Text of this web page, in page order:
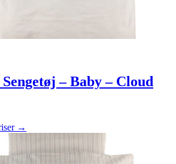
– Baby – Cloud
→